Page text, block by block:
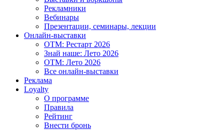
Рекламники
Вебинары
Презентации, семинары, лекции
Онлайн-выставки
OTM: Рестарт 2026
Знай наше: Лето 2026
OTM: Лето 2026
Все онлайн-выставки
Реклама
Loyalty
О программе
Правила
Рейтинг
Внести бронь